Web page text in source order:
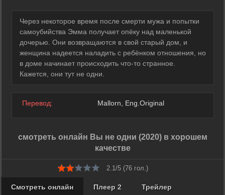
Через некоторое время после смерти мужа и попытки
самоубийства Эмма получает опёку над маленькой
дочерью. Они возвращаются в свой старый дом, и
женщина надеется наладить с ребёнком отношения, но
в доме начинает происходить что-то странное.
Кажется, они тут не одни.
Перевод: Mallorn, Eng.Original
смотреть онлайн Вы не одни (2020) в хорошем
качестве
2.1/5 (76 гол.)
Смотреть онлайн Плеер 2 Трейлер